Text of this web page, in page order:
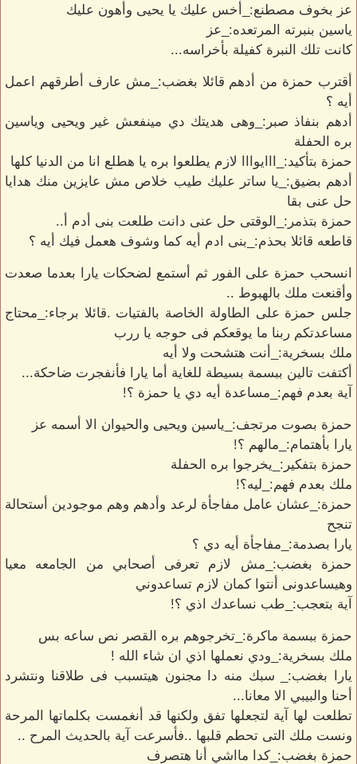
عز بخوف مصطنع:_أخس عليك يا يحيى وأهون عليك
ياسين بنبرته المرتعده:_عز
كانت تلك النبرة كفيلة بأخراسه...
أقترب حمزة من أدهم قائلا بغضب:_مش عارف أطرقهم اعمل
أيه ؟
أدهم بنفاذ صبر:_وهى هديتك دي مينفعش غير ويحيى وياسين
بره الحفلة
حمزة بتأكيد:_ااايوااا لازم يطلعوا بره يا هطلع انا من الدنيا كلها
أدهم بضيق:_يا ساتر عليك طيب خلاص مش عايزين منك هدايا
حل عنى بقا
حمزة بتذمر:_الوقتى حل عنى دانت طلعت بنى أدم أ..
قاطعه قائلا بحذم:_بنى ادم أيه كما وشوف هعمل فيك أيه ؟
انسحب حمزة على الفور ثم أستمع لضحكات يارا بعدما صعدت
وأقنعت ملك بالهبوط ..
جلس حمزة على الطاولة الخاصة بالفتيات .قائلا برجاء:_محتاج
مساعدتكم ربنا ما يوقعكم فى حوجه يا ررب
ملك بسخرية:_أنت هتشحت ولا أيه
أكتفت تالين ببسمة بسيطة للغاية أما يارا فأنفجرت ضاحكة...
آية بعدم فهم:_مساعدة أيه دي يا حمزة ؟!
حمزة بصوت مرتجف:_ياسين ويحيى والحيوان الا أسمه عز
يارا بأهتمام:_مالهم ؟!
حمزة بتفكير:_يخرجوا بره الحفلة
ملك بعدم فهم:_ليه؟!
حمزة:_عشان عامل مفاجأة لرعد وأدهم وهم موجودين أستحالة
تنجح
يارا بصدمة:_مفاجأة أيه دي ؟
حمزة بغضب:_مش لازم تعرفى أصحابي من الجامعه معيا
وهيساعدونى أنتوا كمان لازم تساعدوني
آية بتعجب:_طب نساعدك اذي ؟!
حمزة ببسمة ماكرة:_تخرجوهم بره القصر نص ساعه بس
ملك بسخرية:_ودي نعملها اذي ان شاء الله !
يارا بغضب:_ سبك منه دا مجنون هيتسبب فى طلاقنا ونتشرد
أحنا والبيبي الا معانا...
تطلعت لها آية لتجعلها تفق ولكنها قد أنغمست بكلماتها المرحة
ونست ملك التى تحطم قلبها ..فأسرعت آية بالحديث المرح ..
حمزة بغضب:_كدا مااشي أنا هتصرف